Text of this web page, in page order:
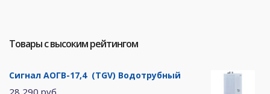
Товары с высоким рейтингом
Сигнал АОГВ-17,4 (TGV) Водотрубный
28 290 руб.